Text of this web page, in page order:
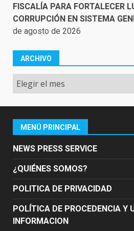
FISCALÍA PARA FORTALECER
CORRUPCIÓN EN SISTEMA
de agosto de 2026
ARCHIVO
Archivo
MENÚ PRINCIPAL
NEWS PRESS SERVICE
¿QUIÉNES SOMOS?
POLITICA DE PRIVACIDAD
POLÍTICA DE PROCEDENCIA Y
INFORMACION